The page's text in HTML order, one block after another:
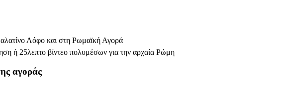
Λόφο και στη Ρωμαϊκή Αγορά
ή 25λεπτο βίντεο πολυμέσων για την αρχαία Ρώμη
αγοράς